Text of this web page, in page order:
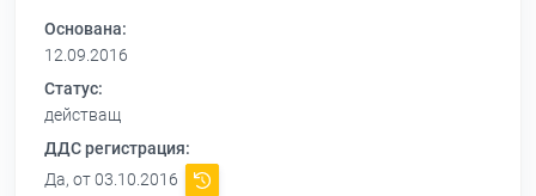
Основана:
12.09.2016
Статус:
действащ
ДДС регистрация:
Да, от 03.10.2016